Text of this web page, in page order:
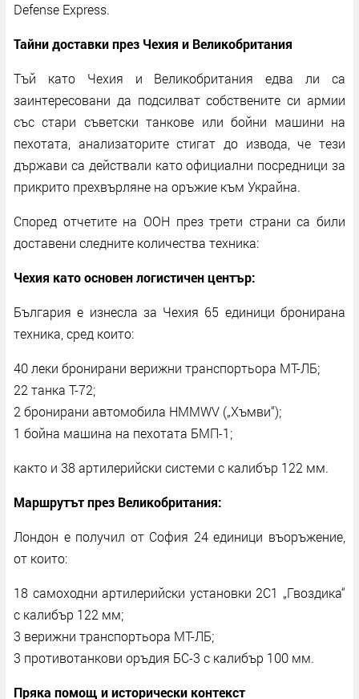
Defense Express.
Тайни доставки през Чехия и Великобритания
Тъй като Чехия и Великобритания едва ли са
заинтересовани да подсилват собствените си армии
със стари съветски танкове или бойни машини на
пехотата, анализаторите стигат до извода, че тези
държави са действали като официални посредници за
прикрито прехвърляне на оръжие към Украйна.
Според отчетите на ООН през трети страни са били
доставени следните количества техника:
Чехия като основен логистичен център:
България е изнесла за Чехия 65 единици бронирана
техника, сред които:
40 леки бронирани верижни транспортьора МТ-ЛБ;
22 танка Т-72;
2 бронирани автомобила HMMWV („Хъмви“);
1 бойна машина на пехотата БМП-1;
както и 38 артилерийски системи с калибър 122 мм.
Маршрутът през Великобритания:
Лондон е получил от София 24 единици въоръжение,
от които:
18 самоходни артилерийски установки 2С1 „Гвоздика“
с калибър 122 мм;
3 верижни транспортьора МТ-ЛБ;
3 противотанкови оръдия БС-3 с калибър 100 мм.
Пряка помощ и исторически контекст